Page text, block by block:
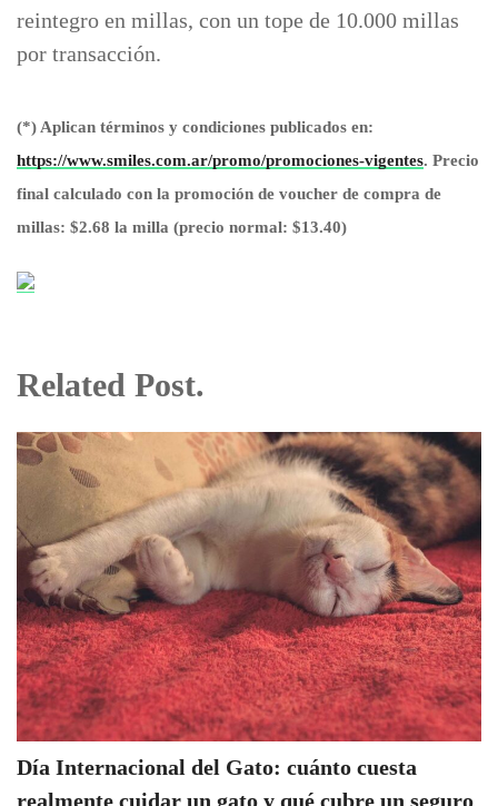
reintegro en millas, con un tope de 10.000 millas
por transacción.
(*) Aplican términos y condiciones publicados en:
https://www.smiles.com.ar/promo/promociones-vigentes. Precio
final calculado con la promoción de voucher de compra de
millas: $2.68 la milla (precio normal: $13.40)
Related Post.
Día Internacional del Gato: cuánto cuesta
realmente cuidar un gato y qué cubre un seguro